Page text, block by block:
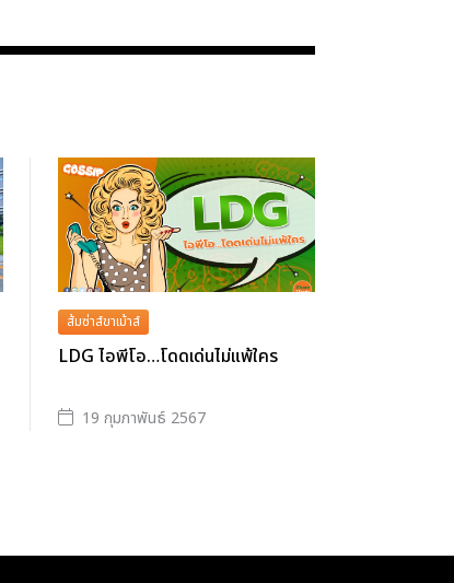
ส้มซ่าส์ขาเม้าส์
LDG ไอพีโอ…โดดเด่นไม่แพ้ใคร
19 กุมภาพันธ์ 2567